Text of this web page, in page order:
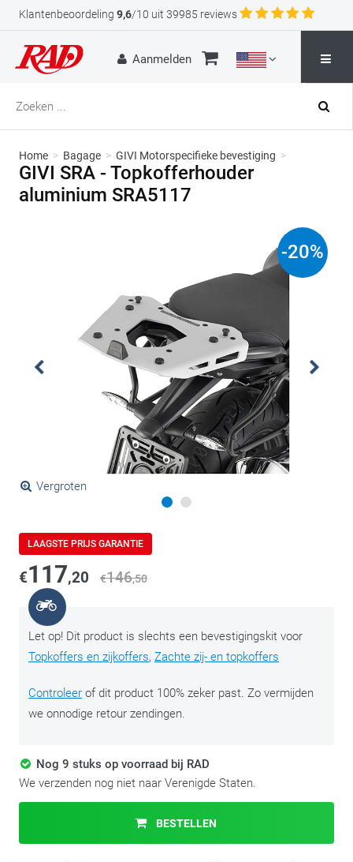
Klantenbeoordeling 9,6/10 uit 39985 reviews
Aanmelden
Home > Bagage > GIVI Motorspecifieke bevestiging >
GIVI SRA - Topkofferhouder
aluminium SRA5117
Vergroten
-20%
LAAGSTE PRIJS GARANTIE
€117,20 €146,50
Let op! Dit product is slechts een bevestigingskit voor
Topkoffers en zijkoffers, Zachte zij- en topkoffers
Controleer of dit product 100% zeker past. Zo vermijden
we onnodige retour zendingen.
Nog 9 stuks op voorraad bij RAD
We verzenden nog niet naar Verenigde Staten.
BESTELLEN